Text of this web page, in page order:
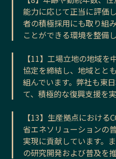
能力に応じて正当に評価
者の積極採用にも取り組
ことができる環境を整備
【11】工場立地の地域
協定を締結し、地域とと
組んでいます。弊社も東
て、積極的な復興支援を
【13】生産拠点における
省エネソリューションの
実現に貢献しています。
の研究開発および普及を